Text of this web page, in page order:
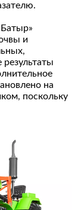
и
на
поскольку